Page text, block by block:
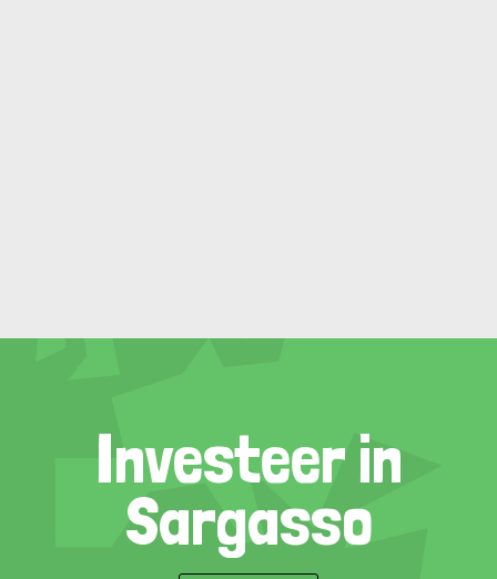
Investeer in
Sargasso